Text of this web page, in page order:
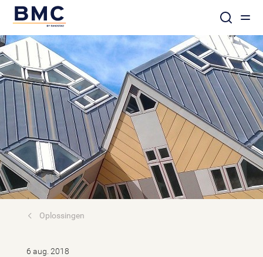
Oplossingen
6 aug. 2018